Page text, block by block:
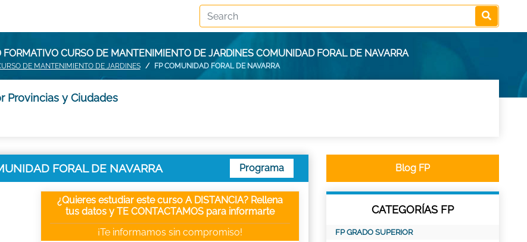
CURSO DE MANTENIMIENTO DE JARDINES COMUNIDAD FORAL DE NAVARRA
DE MANTENIMIENTO DE JARDINES FP COMUNIDAD FORAL DE NAVARRA
Provincias y Ciudades
FORAL DE NAVARRA Programa
¿Quieres estudiar este curso A DISTANCIA? Rellena
tus datos y TE CONTACTAMOS para informarte
¡Te informamos sin compromiso!
Blog FP
CATEGORÍAS FP
FP GRADO SUPERIOR